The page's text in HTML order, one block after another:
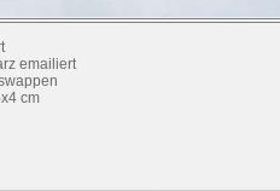
emailiert
cm